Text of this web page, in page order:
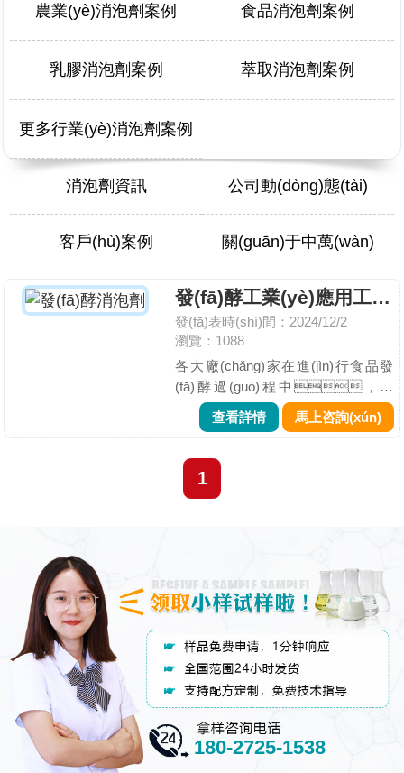
農業(yè)消泡劑案例 食品消泡劑案例
乳膠消泡劑案例 萃取消泡劑案例
更多行業(yè)消泡劑案例
消泡劑資訊 公司動(dòng)態(tài)
客戶(hù)案例 關(guān)于中萬(wàn)
發(fā)酵工業(yè)應用工藝解決方案
發(fā)表時(shí)間：2024/12/2
瀏覽：1088
各大廠(chǎng)家在進(jìn)行食品發
(fā)酵過(guò)程中，時
(shí)常會(huì )有大量泡沫的產(chǎn)
生，那這些泡沫是如何來(lái)
(fā)酵的過(guò)程產(chǎn)生泡沫會
(huì )帶來(lái)哪些危害來(lái)為大家
(shí)，會(huì )造成原材料的浪
費，同時(shí)還會(huì )影響工...
查看詳情 馬上咨詢(xún)
1
180-2725-1538